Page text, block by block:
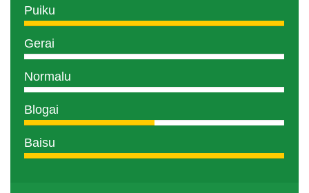
Puiku
Gerai
Normalu
Blogai
Baisu